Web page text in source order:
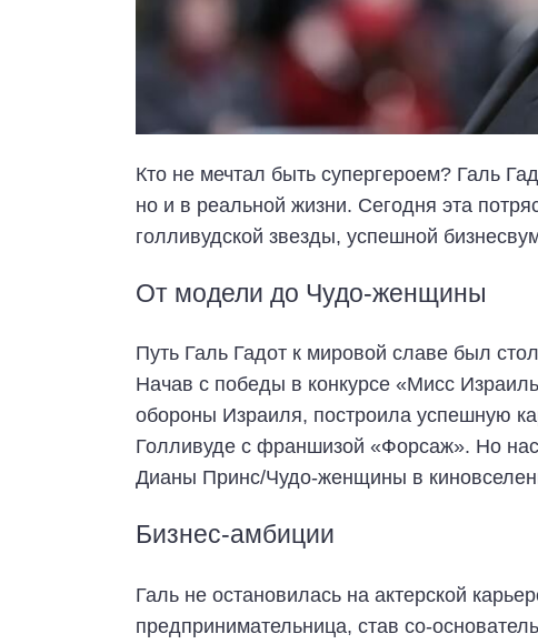
Кто не мечтал быть супергероем? Галь
но и в реальной жизни. Сегодня эта
голливудской звезды, успешной
От модели до Чудо-женщины
Путь Галь Гадот к мировой славе был
Начав с победы в конкурсе «Мисс
обороны Израиля, построила успешную
Голливуде с франшизой «Форсаж». Но
Дианы Принс/Чудо-женщины в
Бизнес-амбиции
Галь не остановилась на актерской
предпринимательница, став со-